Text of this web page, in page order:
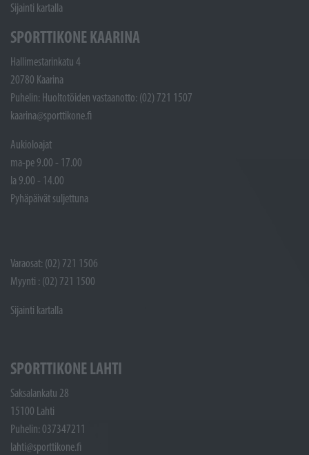
Sijainti kartalla
SPORTTIKONE KAARINA
Hallimestarinkatu 4
20780 Kaarina
Puhelin: Huoltotöiden vastaanotto: (02) 721 1507
kaarina@sporttikone.fi
Aukioloajat
ma-pe 9.00 - 17.00
la 9.00 - 14.00
Pyhäpäivät suljettuna
Varaosat: (02) 721 1506
Myynti : (02) 721 1500
Sijainti kartalla
SPORTTIKONE LAHTI
Saksalankatu 28
15100 Lahti
Puhelin: 037347211
lahti@sporttikone.fi